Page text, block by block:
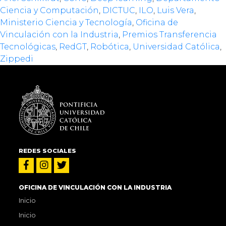
Ciencia y Computación, DICTUC, ILO, Luis Vera,
Ministerio Ciencia y Tecnología, Oficina de
Vinculación con la Industria, Premios Transferencia
Tecnológicas, RedGT, Robótica, Universidad Católica,
Zippedi
OFICINA DE VINCULACIÓN CON LA INDUSTRIA
Inicio
Inicio
REDES SOCIALES